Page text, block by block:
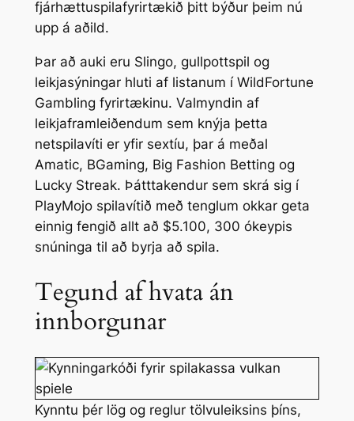
fjárhættuspilafyrirtækið þitt býður þeim nú
upp á aðild.
Þar að auki eru Slingo, gullpottspil og
leikjasýningar hluti af listanum í WildFortune
Gambling fyrirtækinu. Valmyndin af
leikjaframleiðendum sem knýja þetta
netspilavíti er yfir sextíu, þar á meðal
Amatic, BGaming, Big Fashion Betting og
Lucky Streak. Þátttakendur sem skrá sig í
PlayMojo spilavítið með tenglum okkar geta
einnig fengið allt að $5.100, 300 ókeypis
snúninga til að byrja að spila.
Tegund af hvata án
innborgunar
Kynntu þér lög og reglur tölvuleiksins þíns,